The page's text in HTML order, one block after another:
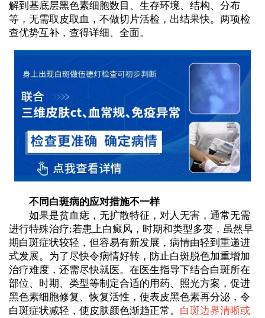
解到基底层黑色素细胞数目、生存环境、结构、分布
等，无需取皮取血，不做切片活检，出结果快。两项检
查优势互补，查得详细、全面。
不同白斑病的应对措施不一样
如果是贫血痣，无扩散特征，对人无害，通常无需
进行特殊治疗;若患上白癜风，时期和类型多变，虽然早
期白斑症状较轻，但容易有新发展，病情由轻到重递进
式发展。为了尽快令病情好转，防止白斑脱色加重增加
治疗难度，还需尽快就医。在医生指导下结合白斑所在
部位、时期、类型等制定合适的用药、照光方案，促进
黑色素细胞修复、恢复活性，使表皮黑色素再分泌，令
白斑症状减轻，使皮肤颜色渐趋正常。 白斑边界清晰或